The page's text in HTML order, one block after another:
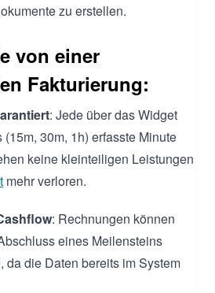
zu erstellen.
von einer
Fakturierung:
: Jede über das Widget
30m, 1h) erfasste Minute
keine kleinteiligen Leistungen
mehr verloren.
: Rechnungen können
eines Meilensteins
da die Daten bereits im System